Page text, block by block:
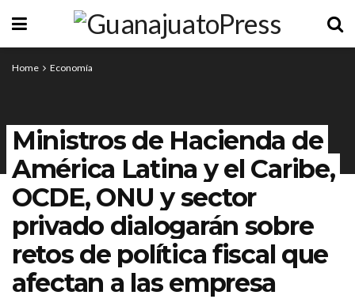
Home Economía
Ministros de Hacienda de
América Latina y el Caribe,
OCDE, ONU y sector
privado dialogarán sobre
retos de política fiscal que
afectan a las empresa